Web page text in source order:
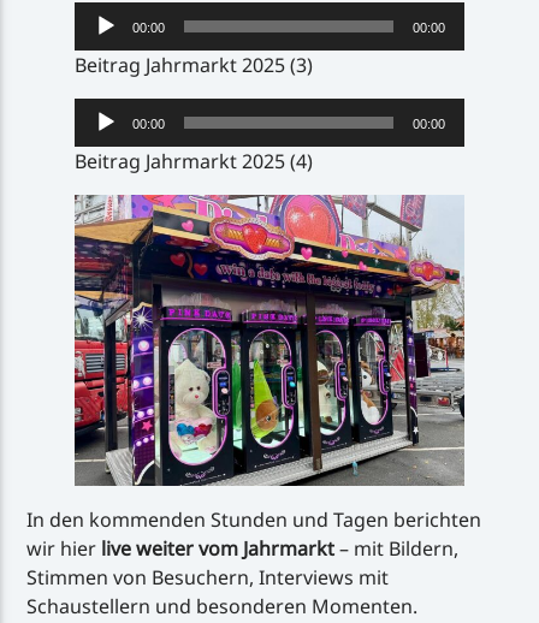
Audio-
Player
00:00 00:00
Beitrag Jahrmarkt 2025 (3)
Audio-
Player
00:00 00:00
Beitrag Jahrmarkt 2025 (4)
In den kommenden Stunden und Tagen berichten
wir hier live weiter vom Jahrmarkt– mit Bildern,
Stimmen von Besuchern, Interviews mit
Schaustellern und besonderen Momenten.